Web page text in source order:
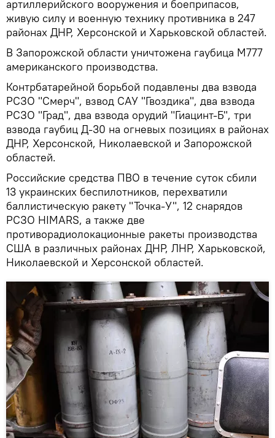
артиллерийского вооружения и боеприпасов,
живую силу и военную технику противника в 247
районах ДНР, Херсонской и Харьковской областей.
В Запорожской области уничтожена гаубица М777
американского производства.
Контрбатарейной борьбой подавлены два взвода
РСЗО "Смерч", взвод САУ "Гвоздика", два взвода
РСЗО "Град", два взвода орудий "Гиацинт-Б", три
взвода гаубиц Д-30 на огневых позициях в районах
ДНР, Херсонской, Николаевской и Запорожской
областей.
Российские средства ПВО в течение суток сбили
13 украинских беспилотников, перехватили
баллистическую ракету "Точка-У", 12 снарядов
РСЗО HIMARS, а также две
противорадиолокационные ракеты производства
США в различных районах ДНР, ЛНР, Харьковской,
Николаевской и Херсонской областей.